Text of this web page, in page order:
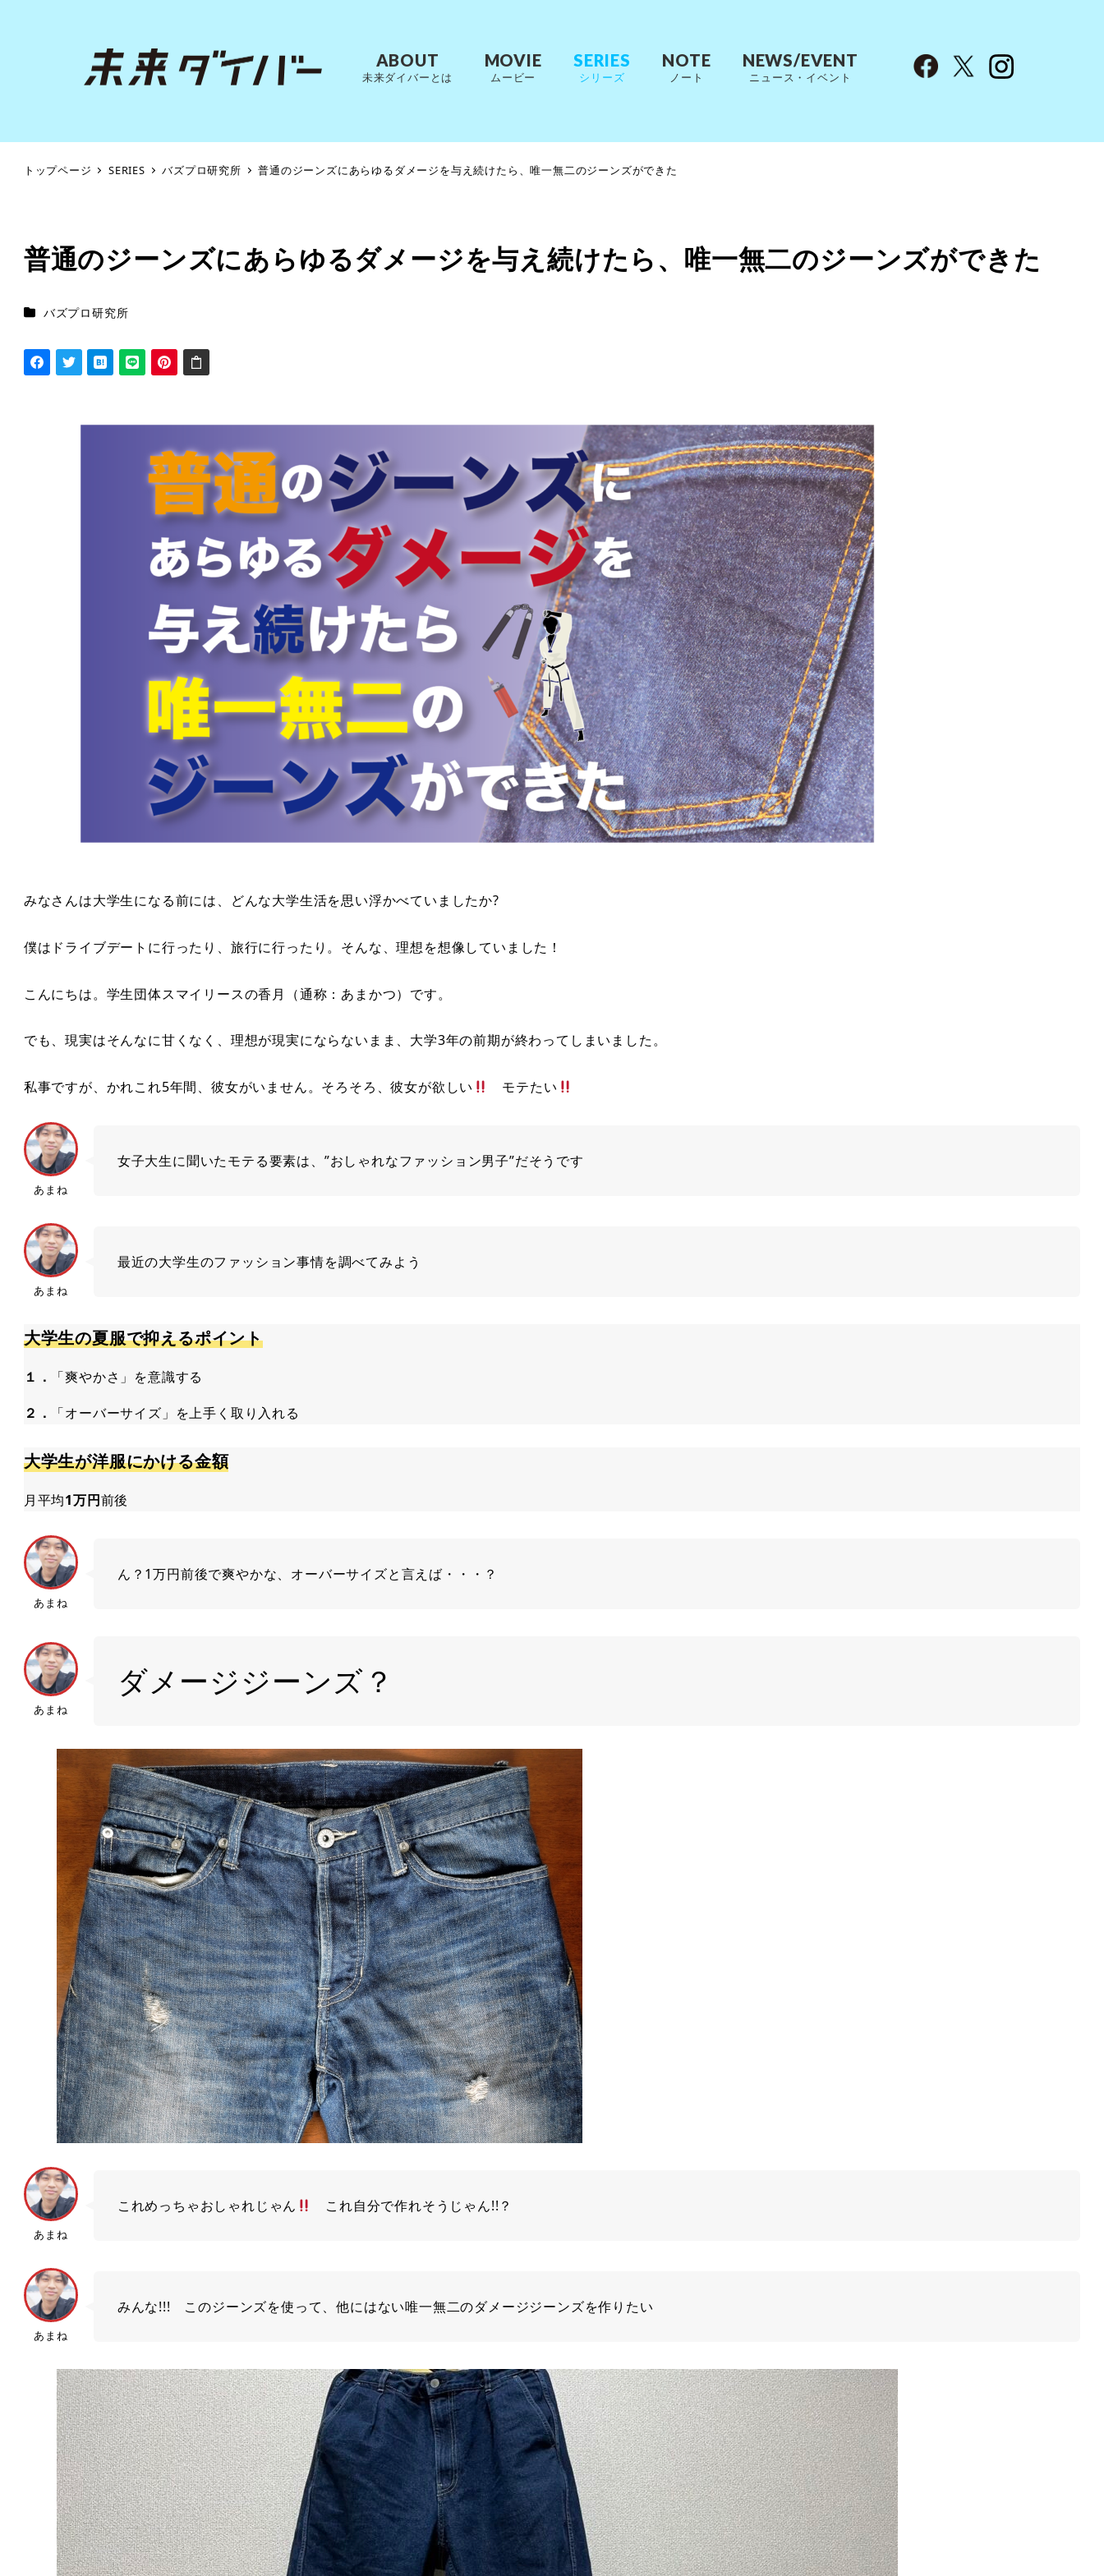
ABOUT
未来ダイバーとは
MOVIE
ムービー
SERIES
シリーズ
NOTE
ノート
NEWS/EVENT
ニュース・イベント
トップページ SERIES バズプロ研究所 普通のジーンズにあらゆるダメージを与え続けたら、唯一無二のジーンズができた
普通のジーンズにあらゆるダメージを与え続けたら、唯一無二のジーンズができた
シリーズカテゴリー
バズプロ研究所
みなさんは大学生になる前には、どんな大学生活を思い浮かべていましたか?
僕はドライブデートに行ったり、旅行に行ったり。そんな、理想を想像していました！
こんにちは。学生団体スマイリースの香月（通称：あまかつ）です。
でも、現実はそんなに甘くなく、理想が現実にならないまま、大学3年の前期が終わってしまいました。
私事ですが、かれこれ5年間、彼女がいません。そろそろ、彼女が欲しい モテたい
あまね
女子大生に聞いたモテる要素は、”おしゃれなファッション男子”だそうです
あまね
最近の大学生のファッション事情を調べてみよう
大学生の夏服で抑えるポイント
１．
「爽やかさ」を意識する
２．
「オーバーサイズ」を上手く取り入れる
大学生が洋服にかける金額
月平均1万円前後
あまね
ん？1万円前後で爽やかな、オーバーサイズと言えば・・・？
あまね
ダメージジーンズ？
あまね
これめっちゃおしゃれじゃん これ自分で作れそうじゃん!!？
あまね
みんな!!! このジーンズを使って、他にはない唯一無二のダメージジーンズを作りたい